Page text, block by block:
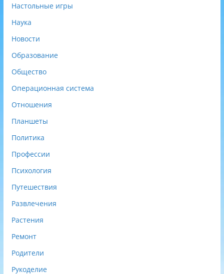
Настольные игры
Наука
Новости
Образование
Общество
Операционная система
Отношения
Планшеты
Политика
Профессии
Психология
Путешествия
Развлечения
Растения
Ремонт
Родители
Рукоделие